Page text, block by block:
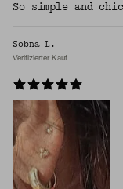
So simple and
Sobna L.
Verifizierter Kauf